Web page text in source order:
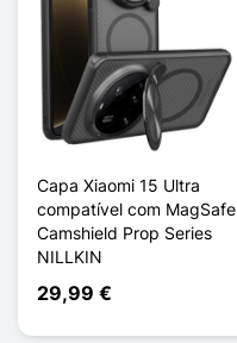
Capa Xiaomi 15 Ultra
compatível com MagSafe
Camshield Prop Series
NILLKIN
29,99 €